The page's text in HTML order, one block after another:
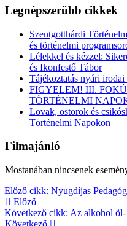
Legnépszerűbb cikkek
Szentgotthárdi
és történelmi
Lélekkel és kézzel:
és Ikonfestő Tábor
Tájékoztatás nyári irodai
FIGYELEM! III.
TÖRTÉNELMI
Lovak, ostorok és
Történelmi Napokon
Filmajánló
Mostanában nincsenek
Előző cikk: Nyugdíjas
Előző
Következő cikk: Az alkohol öl-